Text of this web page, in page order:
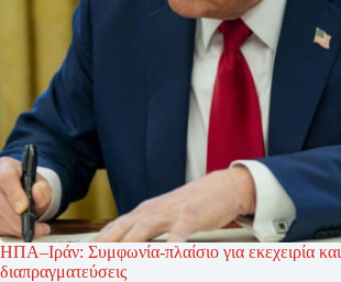
ΗΠΑ–Ιράν: Συμφωνία-πλαίσιο για εκεχειρία και
διαπραγματεύσεις